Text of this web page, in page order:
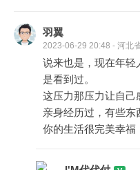
羽翼
2023-06-29 20:48 - 河北
说来也是，现在年轻
是看到过。
这压力那压力让自己
亲身经历过，有些东
你的生活很完美幸福